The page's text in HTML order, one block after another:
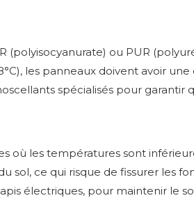
ou PUR
les panneaux doivent avoir une
spécialisés pour garantir
où les températures sont
sol, ce qui risque de fissurer les
électriques, pour maintenir le